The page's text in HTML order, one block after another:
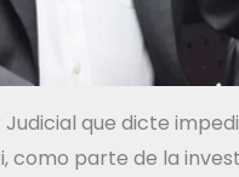
Judicial que dicte
como parte de la